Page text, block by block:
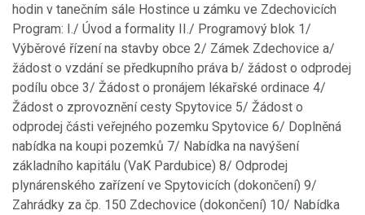
hodin v tanečním sále Hostince u zámku ve Zdechovicích
Program: I./ Úvod a formality II./ Programový blok 1/
Výběrové řízení na stavby obce 2/ Zámek Zdechovice a/
žádost o vzdání se předkupního práva b/ žádost o odprodej
podílu obce 3/ Žádost o pronájem lékařské ordinace 4/
Žádost o zprovoznění cesty Spytovice 5/ Žádost o
odprodej části veřejného pozemku Spytovice 6/ Doplněná
nabídka na koupi pozemků 7/ Nabídka na navýšení
základního kapitálu (VaK Pardubice) 8/ Odprodej
plynárenského zařízení ve Spytovicích (dokončení) 9/
Zahrádky za čp. 150 Zdechovice (dokončení) 10/ Nabídka